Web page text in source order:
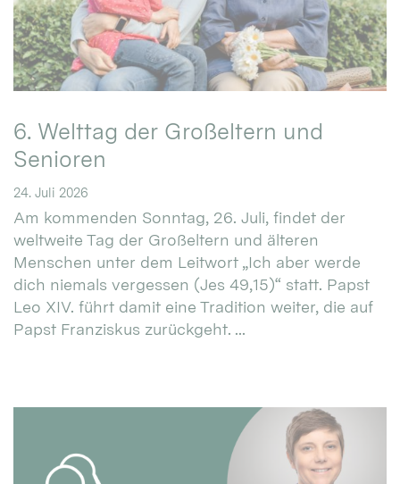
6. Welttag der Großeltern und
Senioren
24. Juli 2026
Am kommenden Sonntag, 26. Juli, findet der
weltweite Tag der Großeltern und älteren
Menschen unter dem Leitwort „Ich aber werde
dich niemals vergessen (Jes 49,15)“ statt. Papst
Leo XIV. führt damit eine Tradition weiter, die auf
Papst Franziskus zurückgeht. ...